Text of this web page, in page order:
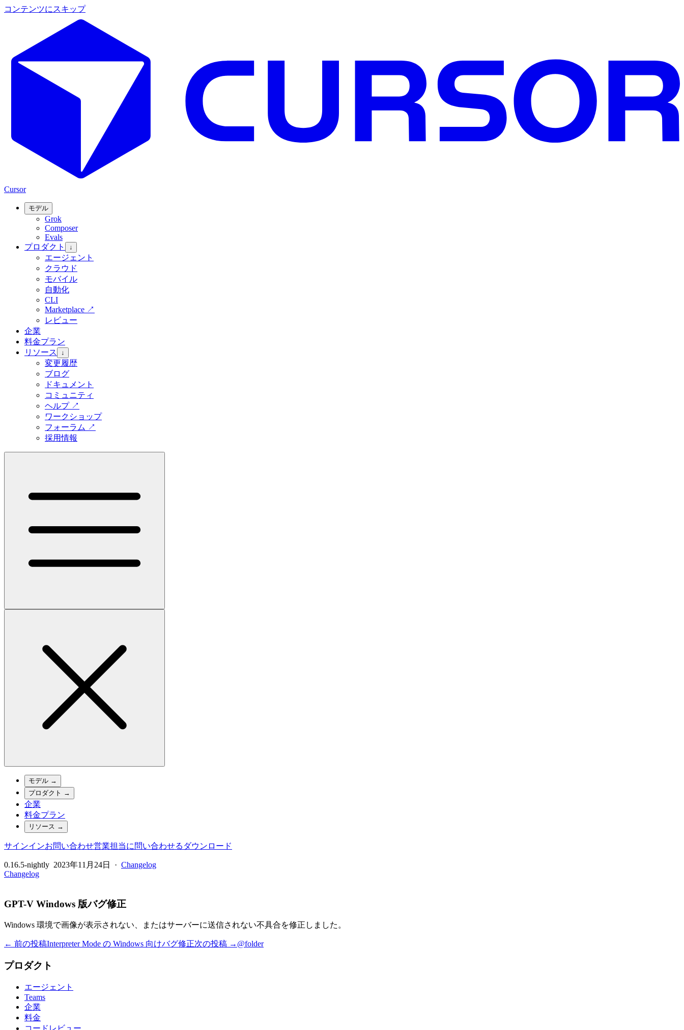
コンテンツにスキップ
Cursor
モデル
Grok
Composer
Evals
プロダクト
↓
エージェント
クラウド
モバイル
自動化
CLI
Marketplace ↗
レビュー
企業
料金プラン
リソース
↓
変更履歴
ブログ
ドキュメント
コミュニティ
ヘルプ↗
ワークショップ
フォーラム ↗
採用情報
モデル →
プロダクト →
企業
料金プラン
リソース →
サインインお問い合わせ営業担当に問い合わせる ダウンロード
0.16.5-nightly 2023年11月24日 · Changelog
Changelog
GPT-V Windows 版バグ修正
Windows 環境で画像が表示されない、またはサーバーに送信されない不具合を修正しました。
← 前の投稿Interpreter Mode の Windows 向けバグ修正次の投稿 → @folder
プロダクト
エージェント
Teams
企業
料金
コードレビュー